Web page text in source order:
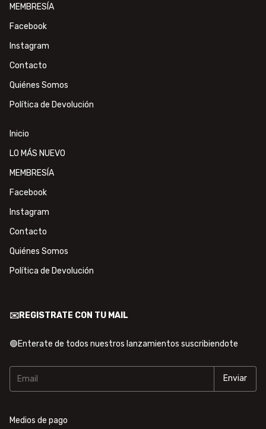
MEMBRESÍA
Facebook
Instagram
Contacto
Quiénes Somos
Política de Devolución
Inicio
LO MÁS NUEVO
MEMBRESÍA
Facebook
Instagram
Contacto
Quiénes Somos
Política de Devolución
✉️REGISTRATE CON TU MAIL
🟢Enterate de todos nuestros lanzamientos suscribiendote
Medios de pago